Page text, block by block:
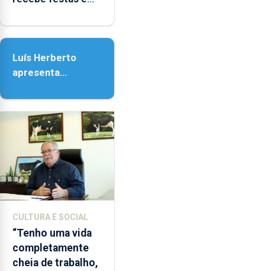
e
as
18h00.
Senhora da
Luís Herberto
apresenta
Paisagem’
CULTURA E SOCIAL
“Tenho uma vida
completamente
cheia de trabalho,